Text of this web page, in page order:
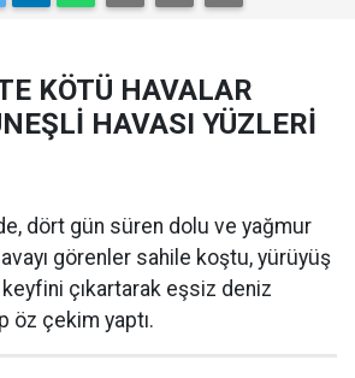
KÖTÜ HAVALAR
HAVASI YÜZLERİ
dört gün süren dolu ve yağmur
görenler sahile koştu, yürüyüş
çıkartarak eşsiz deniz
öz çekim yaptı.